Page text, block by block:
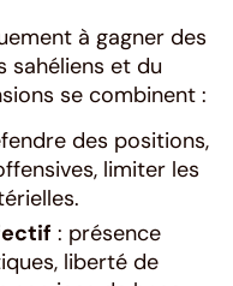
à gagner des
sahéliens et du
se combinent :
des positions,
limiter les
: présence
liberté de